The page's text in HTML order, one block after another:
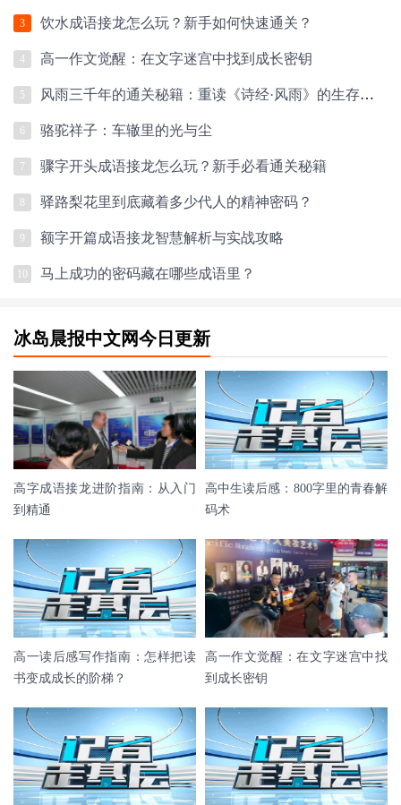
3 饮水成语接龙怎么玩？新手如何快速通关？
4 高一作文觉醒：在文字迷宫中找到成长密钥
5 风雨三千年的通关秘籍：重读《诗经·风雨》的生存智慧
6 骆驼祥子：车辙里的光与尘
7 骤字开头成语接龙怎么玩？新手必看通关秘籍
驿路梨花里到底藏着多少代人的精神密码？
9 额字开篇成语接龙智慧解析与实战攻略
马上成功的密码藏在哪些成语里？
冰岛晨报中文网今日更新
高字成语接龙进阶指南：从入门
到精通
高中生读后感：800字里的青春解
码术
高一读后感写作指南：怎样把读
书变成成长的阶梯？
高一作文觉醒：在文字迷宫中找
到成长密钥